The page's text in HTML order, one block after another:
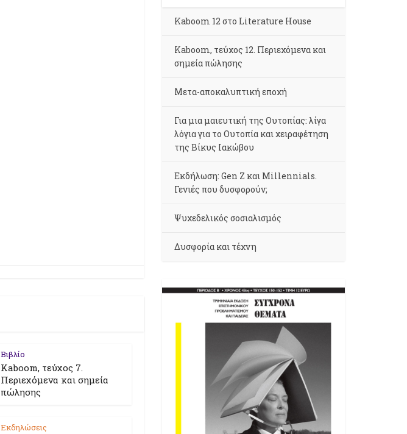
Βιβλίο
Kaboom, τεύχος 7.
Περιεχόμενα και σημεία
πώλησης
Εκδηλώσεις
Kaboom 12 στο Literature House
Kaboom, τεύχος 12. Περιεχόμενα και
σημεία πώλησης
Μετα-αποκαλυπτική εποχή
Για μια μαιευτική της Ουτοπίας: λίγα
λόγια για το Ουτοπία και χειραφέτηση
της Βίκυς Ιακώβου
Εκδήλωση: Gen Z και Millennials.
Γενιές που δυσφορούν;
Ψυχεδελικός σοσιαλισμός
Δυσφορία και τέχνη